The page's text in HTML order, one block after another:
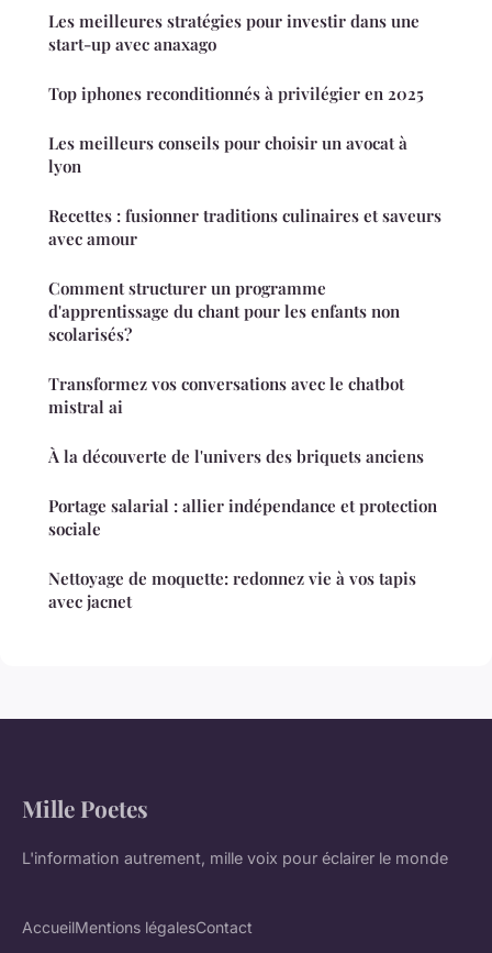
Les meilleures stratégies pour investir dans une
start-up avec anaxago
Top iphones reconditionnés à privilégier en 2025
Les meilleurs conseils pour choisir un avocat à
lyon
Recettes : fusionner traditions culinaires et saveurs
avec amour
Comment structurer un programme
d'apprentissage du chant pour les enfants non
scolarisés?
Transformez vos conversations avec le chatbot
mistral ai
À la découverte de l'univers des briquets anciens
Portage salarial : allier indépendance et protection
sociale
Nettoyage de moquette: redonnez vie à vos tapis
avec jacnet
Mille Poetes
L'information autrement, mille voix pour éclairer le monde
AccueilMentions légalesContact